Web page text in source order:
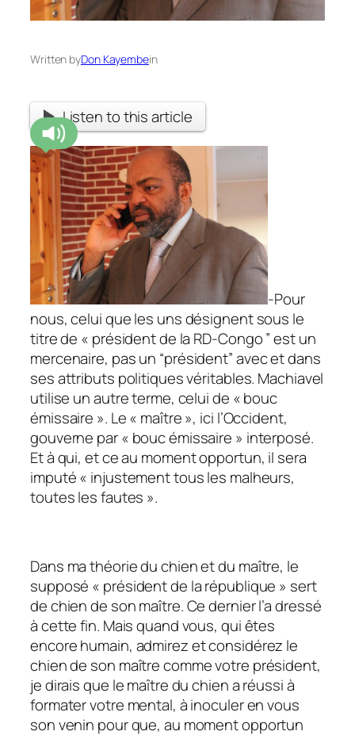
Written byDon Kayembein
Listen to this article
-Pour
nous, celui que les uns désignent sous le
titre de « président de la RD-Congo ” est un
mercenaire, pas un “président” avec et dans
ses attributs politiques véritables. Machiavel
utilise un autre terme, celui de « bouc
émissaire ». Le « maître », ici l’Occident,
gouverne par « bouc émissaire » interposé.
Et à qui, et ce au moment opportun, il sera
imputé « injustement tous les malheurs,
toutes les fautes ».
Dans ma théorie du chien et du maître, le
supposé « président de la république » sert
de chien de son maître. Ce dernier l’a dressé
à cette fin. Mais quand vous, qui êtes
encore humain, admirez et considérez le
chien de son maître comme votre président,
je dirais que le maître du chien a réussi à
formater votre mental, à inoculer en vous
son venin pour que, au moment opportun